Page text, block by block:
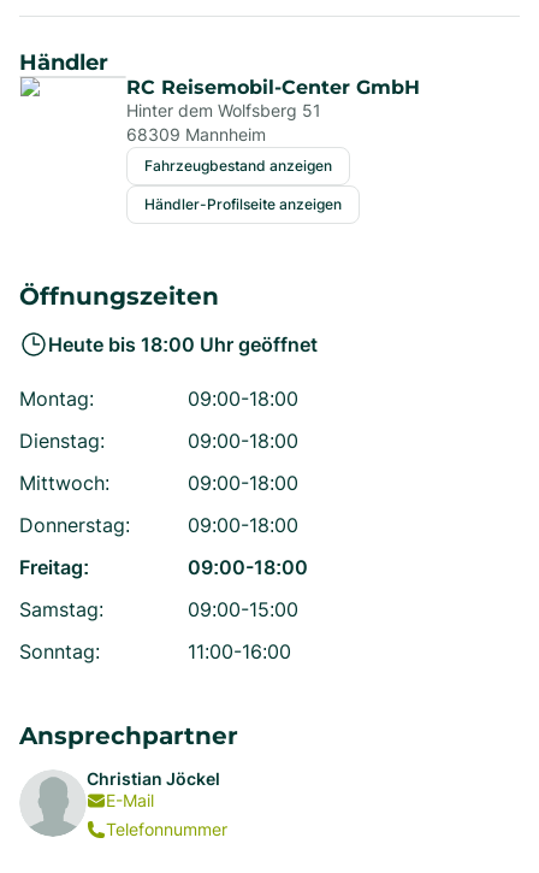
Händler
RC Reisemobil-Center GmbH
Hinter dem Wolfsberg 51
68309 Mannheim
Fahrzeugbestand anzeigen
Händler-Profilseite anzeigen
Öffnungszeiten
Heute bis 18:00 Uhr geöffnet
Montag:
09:00-18:00
Dienstag:
09:00-18:00
Mittwoch:
09:00-18:00
Donnerstag:
09:00-18:00
Freitag:
09:00-18:00
Samstag:
09:00-15:00
Sonntag: 11:00-16:00
Ansprechpartner
Christian Jöckel
E-Mail
Telefonnummer